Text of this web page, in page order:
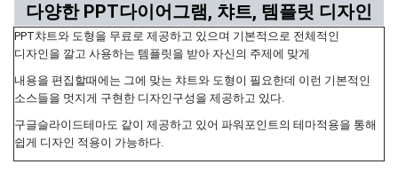
다양한 PPT다이어그램, 챠트, 템플릿 디자인
PPT챠트와 도형을 무료로 제공하고 있으며 기본적으로 전체적인
디자인을 깔고 사용하는 템플릿을 받아 자신의 주제에 맞게
내용을 편집할때에는 그에 맞는 챠트와 도형이 필요한데 이런 기본적인
소스들을 멋지게 구현한 디자인구성을 제공하고 있다.
구글슬라이드테마도 같이 제공하고 있어 파워포인트의 테마적용을 통해
쉽게 디자인 적용이 가능하다.